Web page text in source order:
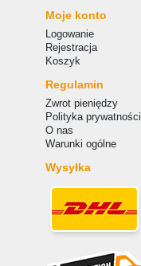
Moje konto
Logowanie
Rejestracja
Koszyk
Regulamin
Zwrot pieniędzy
Polityka prywatności
O nas
Warunki ogólne
Wysyłka